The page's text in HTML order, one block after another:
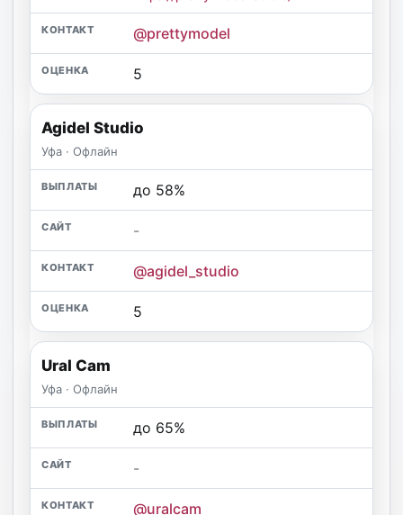
@prettymodel
5
Agidel Studio
Уфа · Офлайн
до 58%
-
@agidel_studio
5
Ural Cam
Уфа · Офлайн
до 65%
-
@uralcam